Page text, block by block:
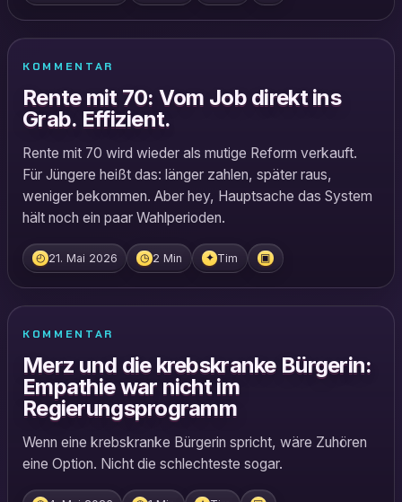
KOMMENTAR
Rente mit 70: Vom Job direkt ins
Grab. Effizient.
Rente mit 70 wird wieder als mutige Reform verkauft.
Für Jüngere heißt das: länger zahlen, später raus,
weniger bekommen. Aber hey, Hauptsache das System
hält noch ein paar Wahlperioden.
◴ 21. Mai 2026 ◷ 2 Min ✦ Tim ▣
KOMMENTAR
Merz und die krebskranke Bürgerin:
Empathie war nicht im
Regierungsprogramm
Wenn eine krebskranke Bürgerin spricht, wäre Zuhören
eine Option. Nicht die schlechteste sogar.